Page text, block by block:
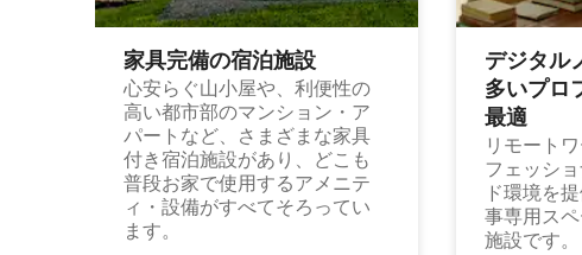
家具完備の宿⁠泊⁠施⁠設
心安らぐ山小屋や、利便性の
高い都市部のマンション・ア
パートなど、さまざまな家具
付き宿泊施設があり、どこも
普段お家で使用するアメニテ
ィ・設備がすべてそろってい
ます。
デジタル
多⁠いプ⁠ロ⁠
最⁠適
リモート
フェッシ
ド環境を
事専用ス
施設です。